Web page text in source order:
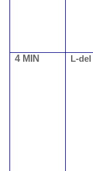
4 MIN L-del